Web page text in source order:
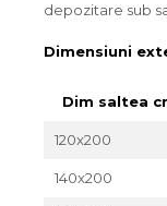
depozitare sub
Dimensiuni
Dim saltea
120x200
140x200